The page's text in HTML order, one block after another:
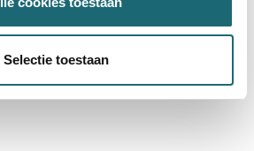
Selectie toestaan
y seguras para el embalaje y
peligrosas tanto en forma